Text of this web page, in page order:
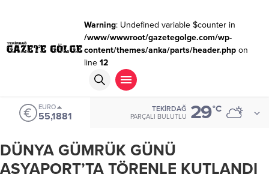
Warning: Undefined variable $counter in
/www/wwwroot/gazetegolge.com/wp-
content/themes/anka/parts/header.phpon
line 12
EURO
55,1881
TEKIRDAĞ
PARÇALI BULUTLU 29°C
DÜNYA GÜMRÜK GÜNÜ
ASYAPORT’TA TÖRENLE KUTLANDI